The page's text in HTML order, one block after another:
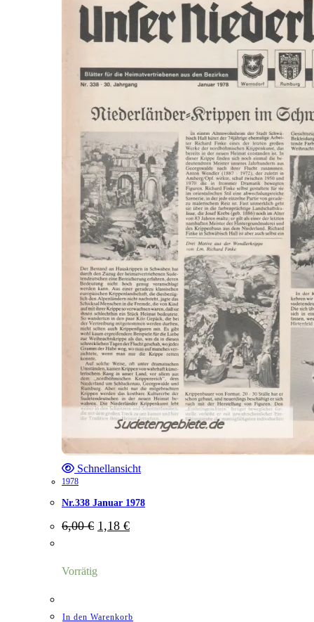
Schnellansicht
1978
Nr.338 Januar 1978
6,00€ Ursprünglicher
Preis
1,18 €Aktueller
Vorrätig
In den Warenkorb